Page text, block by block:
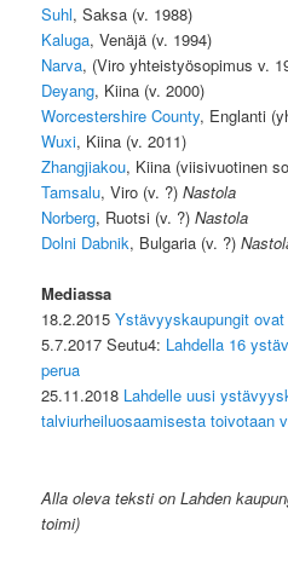
Suhl, Saksa (v. 1988)
Kaluga, Venäjä (v. 1994)
Narva, (Viro yhteistyösopimus v.
Deyang, Kiina (v. 2000)
Worcestershire County, Englanti
Wuxi, Kiina (v. 2011)
Zhangjiakou, Kiina (viisivuotinen
Tamsalu, Viro (v. ?)Nastola
Norberg, Ruotsi (v. ?)Nastola
Dolni Dabnik, Bulgaria (v. ?)
Mediassa
18.2.2015Ystävyyskaupungit
5.7.2017 Seutu4: Lahdella 16
perua
25.11.2018 Lahdelle uusi
talviurheiluosaamisesta toivotaan
Alla oleva teksti on Lahden
toimi)